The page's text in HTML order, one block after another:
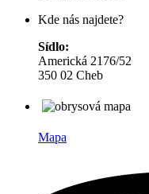
Kde nás najdete?
Sídlo:
Americká 2176/52
350 02 Cheb
Mapa